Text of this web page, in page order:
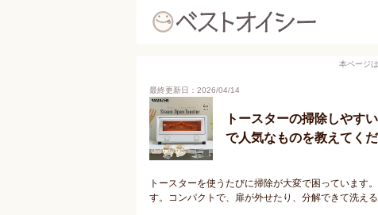
本ページ
最終更新日：2026/04/14
トースターの掃除しやす
で人気なものを教えてくだ
トースターを使うたびに掃除が大変で困っています
す。コンパクトで、扉が外せたり、分解できて洗え